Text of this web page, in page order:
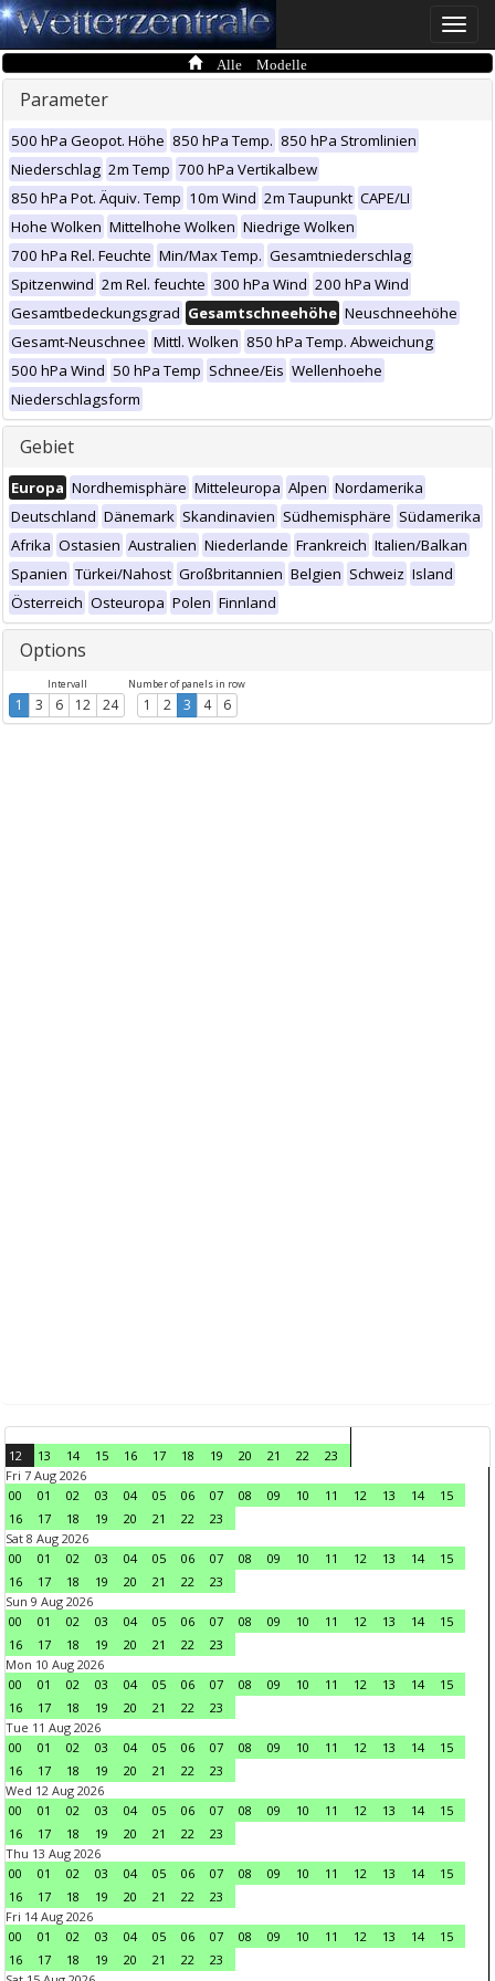
Toggle
Alle Modelle
Parameter
500 hPa Geopot. Höhe 850 hPa Temp. 850 hPa Stromlinien
Niederschlag 2m Temp 700 hPa Vertikalbew
850 hPa Pot. Äquiv. Temp 10m Wind 2m Taupunkt CAPE/LI
Hohe Wolken Mittelhohe Wolken Niedrige Wolken
700 hPa Rel. Feuchte Min/Max Temp. Gesamtniederschlag
Spitzenwind 2m Rel. feuchte 300 hPa Wind 200 hPa Wind
Gesamtbedeckungsgrad Gesamtschneehöhe Neuschneehöhe
Gesamt-Neuschnee Mittl. Wolken 850 hPa Temp. Abweichung
500 hPa Wind 50 hPa Temp Schnee/Eis Wellenhoehe
Niederschlagsform
Gebiet
Europa Nordhemisphäre Mitteleuropa Alpen Nordamerika
Deutschland Dänemark Skandinavien Südhemisphäre Südamerika
Afrika Ostasien Australien Niederlande Frankreich Italien/Balkan
Spanien Türkei/Nahost Großbritannien Belgien Schweiz Island
Österreich Osteuropa Polen Finnland
Options
Intervall
1 3 6 12 24
Number of panels in row
1 2 3 4 6
12 13 14 15 16 17 18 19 20 21 22
23
Fri 7 Aug 2026
00
01 02 03 04 05 06 07 08 09 10 11 12 13 14
15
16
17 18 19 20 21 22
23
Sat 8 Aug 2026
00
01 02 03 04 05 06 07 08 09 10 11 12 13 14
15
16
17 18 19 20 21 22
23
Sun 9 Aug 2026
00
01 02 03 04 05 06 07 08 09 10 11 12 13 14
15
16
17 18 19 20 21 22
23
Mon 10 Aug 2026
00
01 02 03 04 05 06 07 08 09 10 11 12 13 14
15
16
17 18 19 20 21 22
23
Tue 11 Aug 2026
00
01 02 03 04 05 06 07 08 09 10 11 12 13 14
15
16
17 18 19 20 21 22
23
Wed 12 Aug 2026
00
01 02 03 04 05 06 07 08 09 10 11 12 13 14
15
16
17 18 19 20 21 22
23
Thu 13 Aug 2026
00
01 02 03 04 05 06 07 08 09 10 11 12 13 14
15
16
17 18 19 20 21 22
23
Fri 14 Aug 2026
00
01 02 03 04 05 06 07 08 09 10 11 12 13 14
15
16
17 18 19 20 21 22
23